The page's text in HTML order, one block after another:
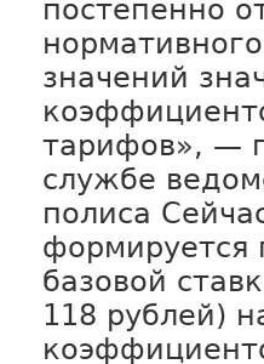
постепенно
значений
тарифов», —
службе
полиса
формируется
базовой
118 рублей)